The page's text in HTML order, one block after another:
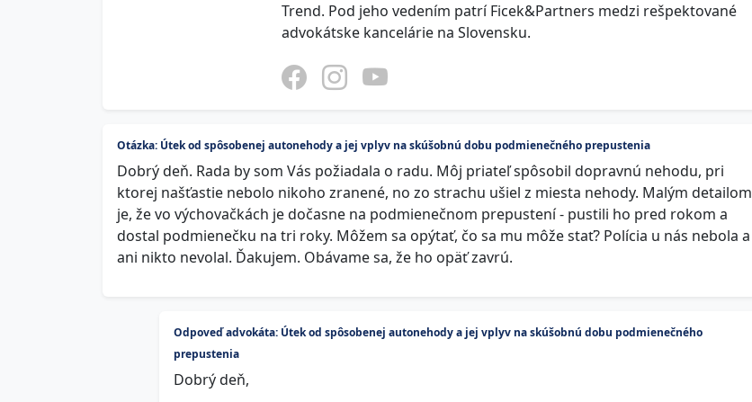
Trend. Pod jeho vedením patrí Ficek&Partners medzi rešpektované
advokátske kancelárie na Slovensku.
Otázka: Útek od spôsobenej autonehody a jej vplyv na skúšobnú dobu podmienečného prepustenia
Dobrý deň. Rada by som Vás požiadala o radu. Môj priateľ spôsobil dopravnú nehodu, pri
ktorej našťastie nebolo nikoho zranené, no zo strachu ušiel z miesta nehody. Malým detailom
je, že vo výchovačkách je dočasne na podmienečnom prepustení - pustili ho pred rokom a
dostal podmienečku na tri roky. Môžem sa opýtať, čo sa mu môže stať? Polícia u nás nebola a
ani nikto nevolal. Ďakujem. Obávame sa, že ho opäť zavrú.
Odpoveď advokáta: Útek od spôsobenej autonehody a jej vplyv na skúšobnú dobu podmienečného
prepustenia
Dobrý deň,